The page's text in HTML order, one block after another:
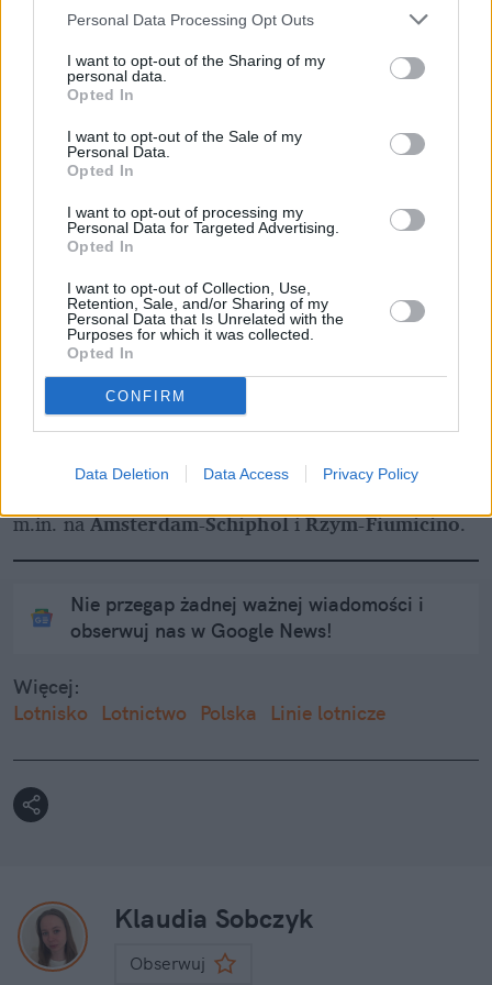
Personal Data Processing Opt Outs
I want to opt-out of the Sharing of my
personal data.
Opted In
I want to opt-out of the Sale of my
Personal Data.
Opted In
I want to opt-out of processing my
Personal Data for Targeted Advertising.
Opted In
I want to opt-out of Collection, Use,
Retention, Sale, and/or Sharing of my
Personal Data that Is Unrelated with the
Purposes for which it was collected.
Opted In
CONFIRM
Data Deletion Data Access Privacy Policy
A na świecie sytuacja prezentuje się jeszcze bardziej
optymistycznie. Koniec z limitami zapowiedziało
ostatnio duże lotnisko w Berlinie. W Wielkiej
Brytanii limity zostały zniesione we wszystkich
terminalach na lotniskach Heathrow, Gatwick oraz
Edynburgu, Birmingham i Bristolu.
m.in. na Amsterdam-Schiphol i Rzym-Fiumicino.
Nie przegap żadnej ważnej wiadomości i
obserwuj nas w Google News!
Więcej:
Lotnisko
Lotnictwo Polska Linie lotnicze
Klaudia Sobczyk
Obserwuj